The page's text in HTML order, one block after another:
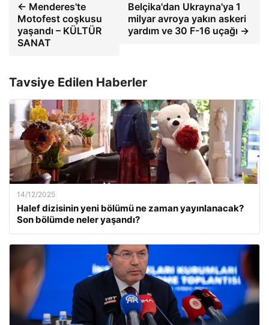
← Menderes'te
Motofest coşkusu
yaşandı – KÜLTÜR
SANAT
Belçika'dan Ukrayna'ya 1
milyar avroya yakın askeri
yardım ve 30 F-16 uçağı →
Tavsiye Edilen Haberler
14/12/2025
Halef dizisinin yeni bölümü ne zaman yayınlanacak?
Son bölümde neler yaşandı?